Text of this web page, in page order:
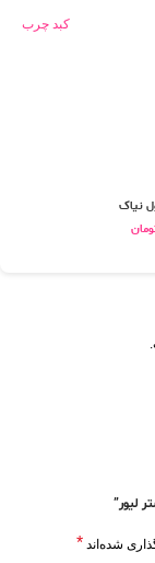
کبد چرب
نیاک
لیور”
شده‌اند *